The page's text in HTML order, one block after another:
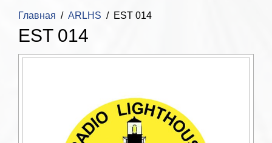
Главная ARLHS EST 014
EST 014